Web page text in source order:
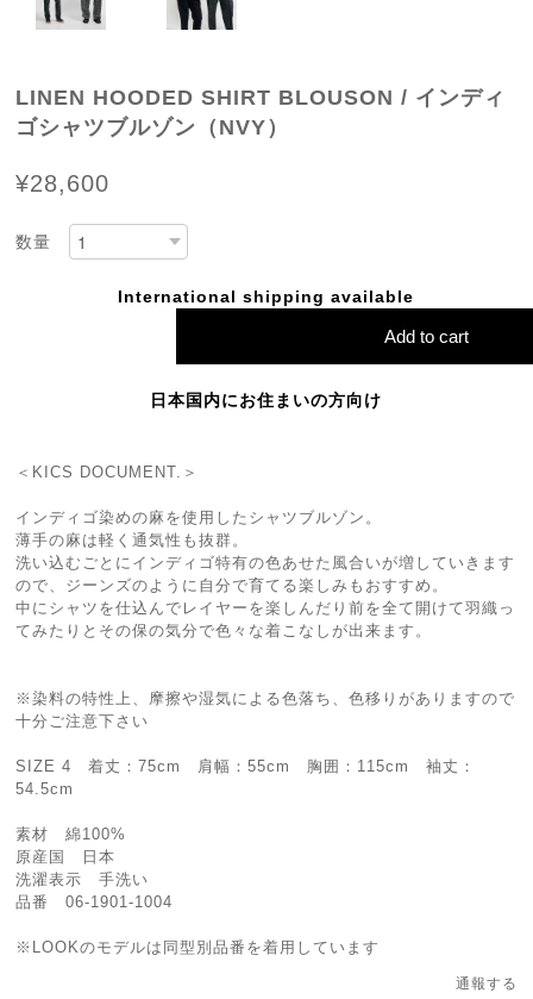
LINEN HOODED SHIRT BLOUSON / インディ
ゴシャツブルゾン（NVY）
¥28,600
数量
International shipping available
Add to cart
日本国内にお住まいの方向け
＜KICS DOCUMENT.＞
インディゴ染めの麻を使用したシャツブルゾン。
薄手の麻は軽く通気性も抜群。
洗い込むごとにインディゴ特有の色あせた風合いが増していきます
ので、ジーンズのように自分で育てる楽しみもおすすめ。
中にシャツを仕込んでレイヤーを楽しんだり前を全て開けて羽織っ
てみたりとその保の気分で色々な着こなしが出来ます。
※染料の特性上、摩擦や湿気による色落ち、色移りがありますので
十分ご注意下さい
SIZE 4 着丈：75cm 肩幅：55cm 胸囲：115cm 袖丈：
54.5cm
素材 綿100%
原産国 日本
洗濯表示 手洗い
品番 06-1901-1004
※LOOKのモデルは同型別品番を着用しています
通報する